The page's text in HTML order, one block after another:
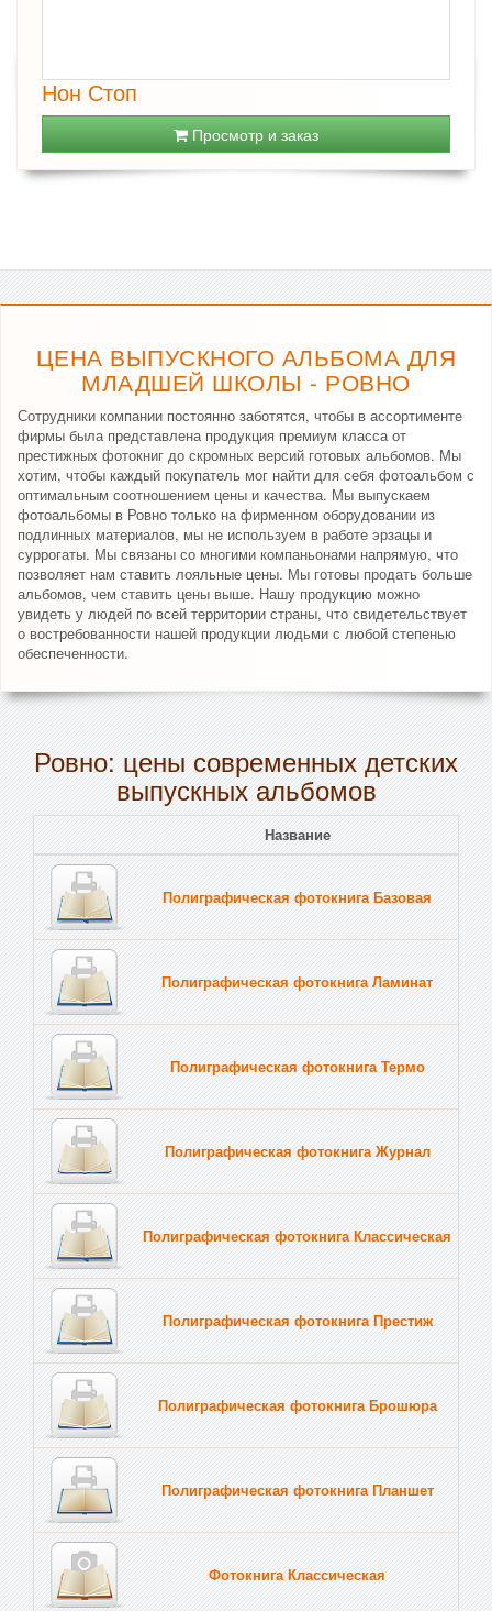
Нон Стоп
Просмотр и заказ
ЦЕНА ВЫПУСКНОГО АЛЬБОМА ДЛЯ
МЛАДШЕЙ ШКОЛЫ - РОВНО
Сотрудники компании постоянно заботятся, чтобы в ассортименте
фирмы была представлена продукция премиум класса от
престижных фотокниг до скромных версий готовых альбомов. Мы
хотим, чтобы каждый покупатель мог найти для себя фотоальбом с
оптимальным соотношением цены и качества. Мы выпускаем
фотоальбомы в Ровно только на фирменном оборудовании из
подлинных материалов, мы не используем в работе эрзацы и
суррогаты. Мы связаны со многими компаньонами напрямую, что
позволяет нам ставить лояльные цены. Мы готовы продать больше
альбомов, чем ставить цены выше. Нашу продукцию можно
увидеть у людей по всей территории страны, что свидетельствует
о востребованности нашей продукции людьми с любой степенью
обеспеченности.
Ровно: цены современных детских
выпускных альбомов
Название
Полиграфическая фотокнига Базовая
Полиграфическая фотокнига Ламинат
Полиграфическая фотокнига Термо
Полиграфическая фотокнига Журнал
Полиграфическая фотокнига Классическая
Полиграфическая фотокнига Престиж
Полиграфическая фотокнига Брошюра
Полиграфическая фотокнига Планшет
Фотокнига Классическая